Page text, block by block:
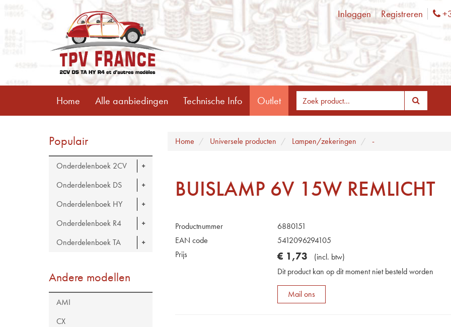
Inloggen Registreren
Home Alle aanbiedingen Technische Info Outlet
Populair
Onderdelenboek 2CV
Onderdelenboek DS
Onderdelenboek HY
Onderdelenboek R4
Onderdelenboek TA
Andere modellen
AMI
CX
Home Universele producten Lampen/zekeringen -
BUISLAMP 6V 15W REMLICHT
Productnummer
6880151
EAN code
5412096294105
Prijs
€ 1,73 (incl. btw)
Dit product kan op dit moment niet besteld worden
Mail ons